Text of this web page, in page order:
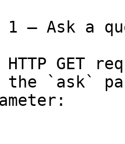
— Ask a
GET
the `ask`